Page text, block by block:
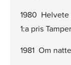
1980
1:a pris
1981 Om